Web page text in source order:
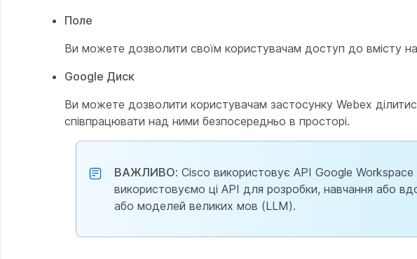
Поле
Ви можете дозволити своїм користувачам доступ до вмісту
Google Диск
Ви можете дозволити користувачам застосунку Webex
співпрацювати над ними безпосередньо в просторі.
ВАЖЛИВО: Cisco використовує API Google Workspace
використовуємо ці API для розробки, навчання або
або моделей великих мов (LLM).